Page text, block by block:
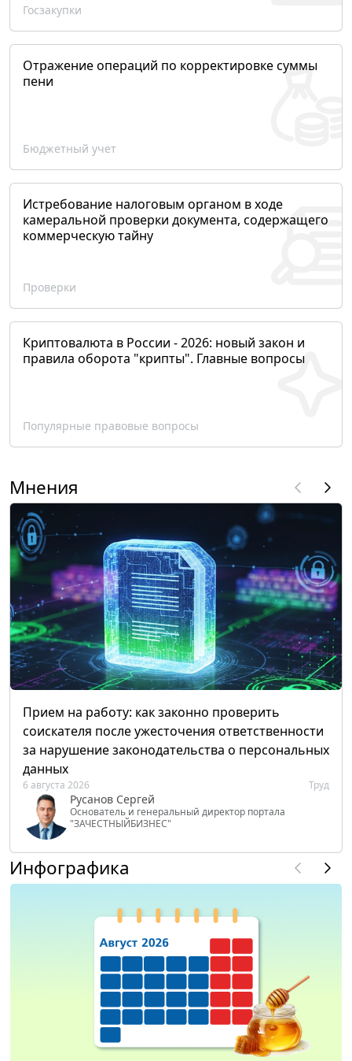
Госзакупки
Отражение операций по корректировке суммы
пени
Бюджетный учет
Истребование налоговым органом в ходе
камеральной проверки документа, содержащего
коммерческую тайну
Проверки
Криптовалюта в России - 2026: новый закон и
правила оборота "крипты". Главные вопросы
Популярные правовые вопросы
Мнения
Прием на работу: как законно проверить
соискателя после ужесточения ответственности
за нарушение законодательства о персональных
данных
6 августа 2026 Труд
Русанов Сергей
Основатель и генеральный директор портала
"ЗАЧЕСТНЫЙБИЗНЕС"
Инфографика